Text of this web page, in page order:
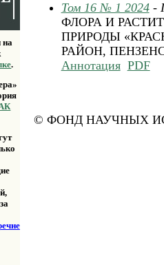
на
.
Том 16 № 1 2024-
ФЛОРА И
ПРИРОДЫ
РАЙОН,
Аннотация PDF
© ФОНД НАУЧНЫХ